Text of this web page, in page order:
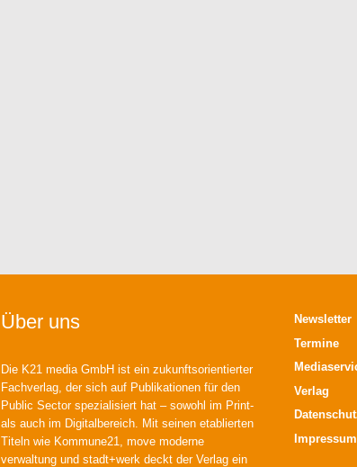
Über uns
Die K21 media GmbH ist ein zukunftsorientierter
Fachverlag, der sich auf Publikationen für den
Public Sector spezialisiert hat – sowohl im Print-
als auch im Digitalbereich. Mit seinen etablierten
Titeln wie Kommune21, move moderne
verwaltung und stadt+werk deckt der Verlag ein
Newsletter
Termine
Verlag
Impressum